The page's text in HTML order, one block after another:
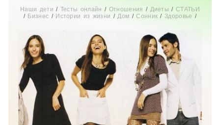
Наши дети / Тесты онлайн / Отношения / Диеты /СТАТЬИ
/ Бизнес / Истории из жизни /Дом /Сонник /Здоровье /